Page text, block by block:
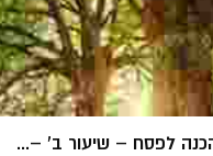
לפסח – שיעור ב' –...